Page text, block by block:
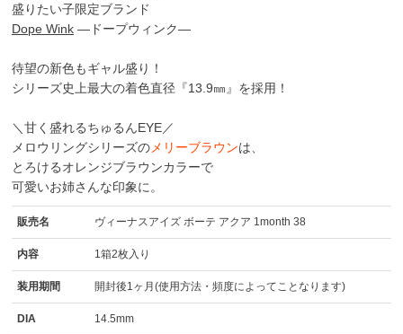
盛りたい子限定ブランド
Dope Wink ―ドープウィンク―
待望の新色もギャル盛り！
シリーズ史上最大の着色直径『13.9㎜』を採用！
＼甘く盛れるちゅるんEYE／
メロウリングシリーズの メリーブラウンは、
とろけるオレンジブラウンカラーで
可愛いお姉さんな印象に。
販売名 ヴィーナスアイズ ボーテ アクア 1month 38
内容 1箱2枚入り
装用期間 開封後1ヶ月(使用方法・頻度によってことなります)
DIA 14.5mm